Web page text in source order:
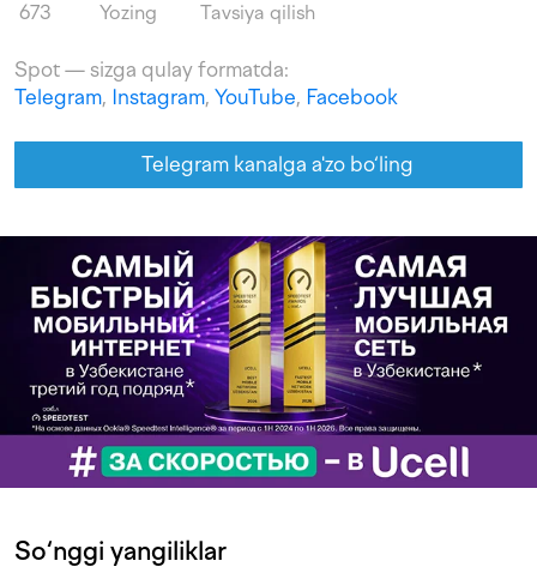
673 Yozing Tavsiya qilish
Spot — sizga qulay formatda:
Telegram, Instagram, YouTube, Facebook
Telegram kanalga a'zo bo‘ling
So‘nggi yangiliklar